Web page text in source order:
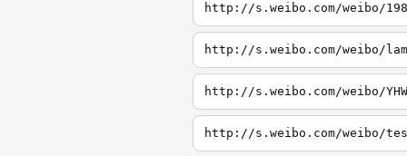
http://s.weibo.com/weibo/
http://s.weibo.com/weibo/
http://s.weibo.com/weibo/
http://s.weibo.com/weibo/